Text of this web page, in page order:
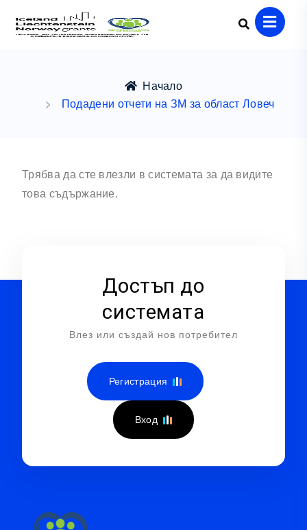
Начало
Подадени отчети на ЗМ за област Ловеч
Трябва да сте влезли в системата за да видите
това съдържание.
Достъп до
системата
Влез или създай нов потребител
Регистрация
Вход